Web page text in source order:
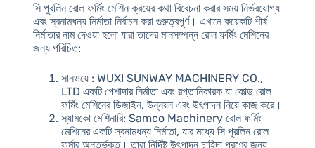
সি পুরলিন রোল ফর্মিং মেশিন ক্রয়ের কথা বিবেচনা করার সময় নির্ভরযোগ্য
এবং স্বনামধন্য নির্মাতা নির্বাচন করা গুরুত্বপূর্ণ। এখানে কয়েকটি শীর্ষ
নির্মাতার নাম দেওয়া হলো যারা তাদের মানসম্পন্ন রোল ফর্মিং মেশিনের
জন্য পরিচিত:
সানওয়ে : WUXI SUNWAY MACHINERY CO.,
LTD একটি পেশাদার নির্মাতা এবং রপ্তানিকারক যা কোল্ড রোল
ফর্মিং মেশিনের ডিজাইন, উন্নয়ন এবং উৎপাদন নিয়ে কাজ করে।
স্যামকো মেশিনারি: Samco Machinery রোল ফর্মিং
মেশিনের একটি স্বনামধন্য নির্মাতা, যার মধ্যে সি পুরলিন রোল
ফর্মার অন্তর্ভুক্ত। তারা নির্দিষ্ট উৎপাদন চাহিদা পূরণের জন্য